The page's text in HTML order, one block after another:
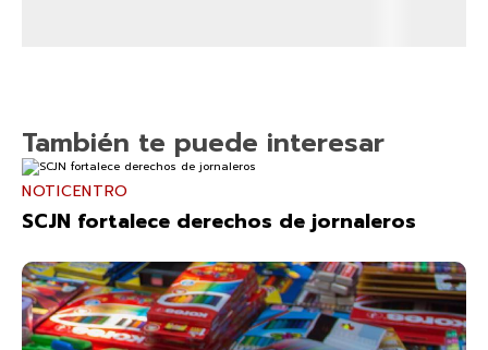
También te puede interesar
NOTICENTRO
SCJN fortalece derechos de jornaleros